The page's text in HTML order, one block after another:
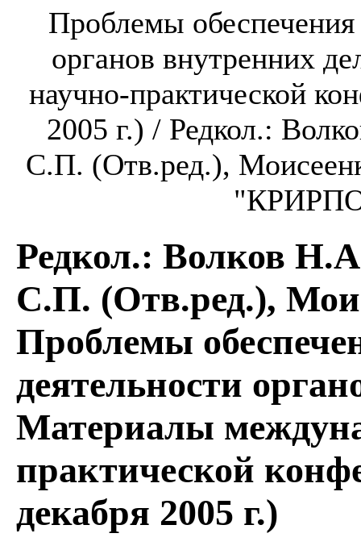
Проблемы обеспечения
органов внутренних
научно-практической
2005 г.) / Редкол.:
С.П. (Отв.ред.),
Редкол.: Волков
С.П. (Отв.ред.),
Проблемы
деятельности
Материалы
практической
декабря 2005 г.)